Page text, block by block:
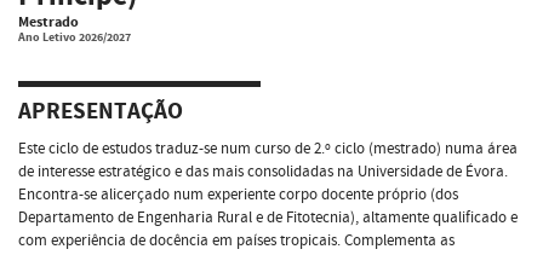
Mestrado
Ano Letivo 2026/2027
APRESENTAÇÃO
Este ciclo de estudos traduz-se num curso de 2.º ciclo (mestrado) numa área
de interesse estratégico e das mais consolidadas na Universidade de Évora.
Encontra-se alicerçado num experiente corpo docente próprio (dos
Departamento de Engenharia Rural e de Fitotecnia), altamente qualificado e
com experiência de docência em países tropicais. Complementa as